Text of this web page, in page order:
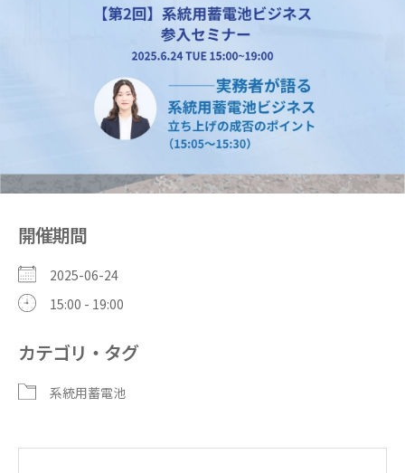
開催期間
2025-06-24
15:00 - 19:00
カテゴリ・タグ
系統用蓄電池